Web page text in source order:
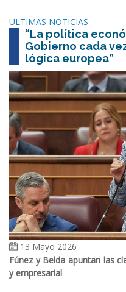
ULTIMAS NOTICIAS
“La política
Gobierno cada
lógica europea”
13 Mayo 2026
Fúnez y Belda apuntan las
y empresarial